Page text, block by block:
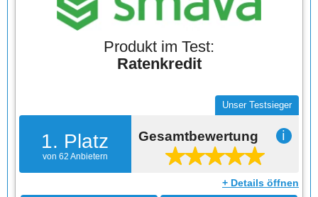
Produkt im Test:
Ratenkredit
1. Platz
von 62 Anbietern
Unser Testsieger
Gesamtbewertung ℹ
+ Details öffnen